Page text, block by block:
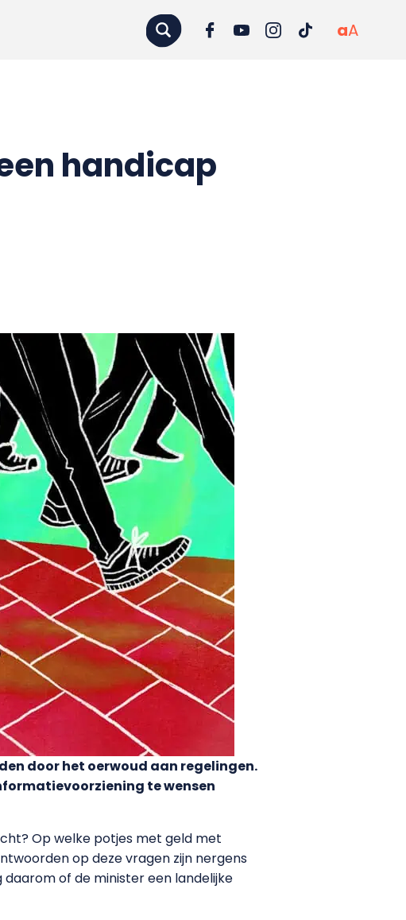
aA
handicap
door het oerwoud aan regelingen.
te wensen
Op welke potjes met geld met
op deze vragen zijn nergens
of de minister een landelijke